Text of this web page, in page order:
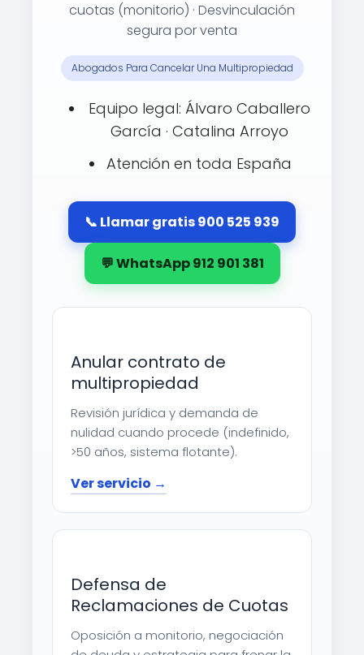
cuotas (monitorio) · Desvinculación
segura por venta
Abogados Para Cancelar Una Multipropiedad
Equipo legal: Álvaro Caballero
García · Catalina Arroyo
Atención en toda España
📞 Llamar gratis 900 525 939
💬 WhatsApp 912 901 381
Anular contrato de
multipropiedad
Revisión jurídica y demanda de
nulidad cuando procede (indefinido,
>50 años, sistema flotante).
Ver servicio →
Defensa de
Reclamaciones de Cuotas
Oposición a monitorio, negociación